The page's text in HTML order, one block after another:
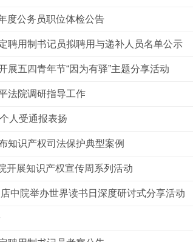
度公务员职位体检公告
聘用制书记员拟聘用与递补人员名单公示
展五四青年节“因为有驿”主题分享活动
法院调研指导工作
人受通报表扬
知识产权司法保护典型案例
开展知识产权宣传周系列活动
中院举办世界读书日深度研讨式分享活动